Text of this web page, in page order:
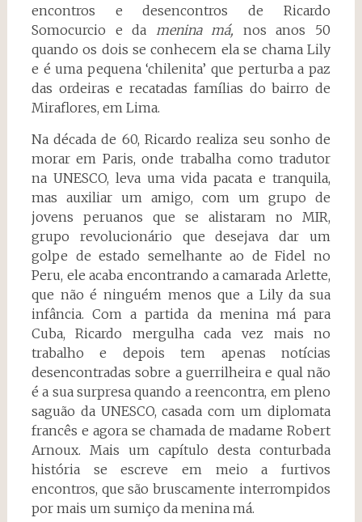
encontros e desencontros de Ricardo
Somocurcio e da menina má, nos anos 50
quando os dois se conhecem ela se chama Lily
e é uma pequena ‘chilenita’ que perturba a paz
das ordeiras e recatadas famílias do bairro de
Miraflores, em Lima.
Na década de 60, Ricardo realiza seu sonho de
morar em Paris, onde trabalha como tradutor
na UNESCO, leva uma vida pacata e tranquila,
mas auxiliar um amigo, com um grupo de
jovens peruanos que se alistaram no MIR,
grupo revolucionário que desejava dar um
golpe de estado semelhante ao de Fidel no
Peru, ele acaba encontrando a camarada Arlette,
que não é ninguém menos que a Lily da sua
infância. Com a partida da menina má para
Cuba, Ricardo mergulha cada vez mais no
trabalho e depois tem apenas notícias
desencontradas sobre a guerrilheira e qual não
é a sua surpresa quando a reencontra, em pleno
saguão da UNESCO, casada com um diplomata
francês e agora se chamada de madame Robert
Arnoux. Mais um capítulo desta conturbada
história se escreve em meio a furtivos
encontros, que são bruscamente interrompidos
por mais um sumiço da menina má.